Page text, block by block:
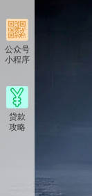
公众号
小程序
贷款
攻略